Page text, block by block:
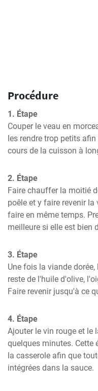
Procédure
1. Étape
Couper le veau en
les rendre trop petits
cours de la cuisson à
2. Étape
Faire chauffer la moitié
poêle et y faire revenir
faire en même temps.
meilleure si elle est bien
3. Étape
Une fois la viande
reste de l'huile d'olive,
Faire revenir jusqu'à ce
4. Étape
Ajouter le vin rouge et le
quelques minutes. Cette
la casserole afin que
intégrées dans la sauce.